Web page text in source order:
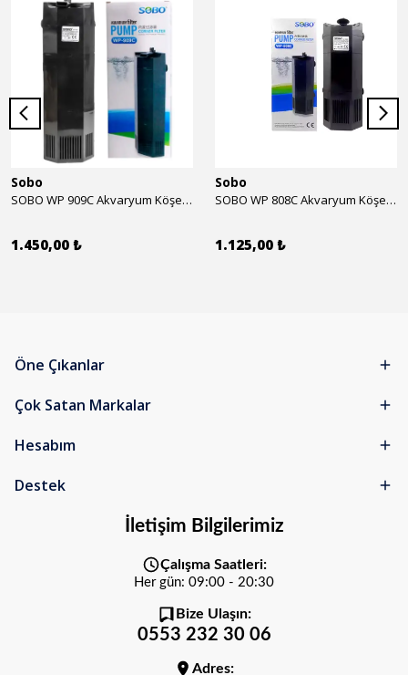
Sobo
SOBO WP 909C Akvaryum Köşe İç Filtre 1600 l/h 28w
1.450,00 ₺
Sobo
SOBO WP 808C Akvaryum Köşe İç Filtre 800 l/h 15w
1.125,00 ₺
Öne Çıkanlar
Çok Satan Markalar
Hesabım
Destek
İletişim Bilgilerimiz
Çalışma Saatleri:
Her gün: 09:00 - 20:30
Bize Ulaşın:
0553 232 30 06
Adres: